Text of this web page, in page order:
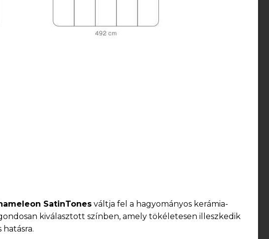
SatinTones váltja fel a hagyományos kerámia-
kiválasztott színben, amely tökéletesen illeszkedik